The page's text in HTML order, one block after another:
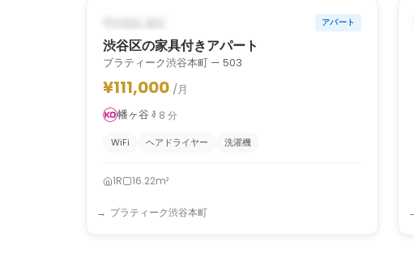
2026年10月1日から（予定） アパート
渋谷区の家具付きアパート
プラティーク渋谷本町 — 503
¥111,000 /月
幡ヶ谷
8 分
WiFi ヘアドライヤー 洗濯機
1R 16.22m²
プラティーク渋谷本町